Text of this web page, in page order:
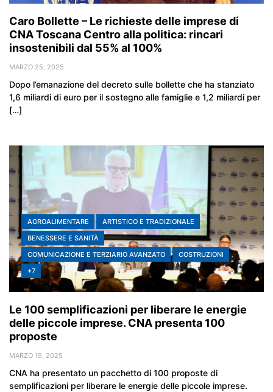
Caro Bollette – Le richieste delle imprese di
CNA Toscana Centro alla politica: rincari
insostenibili dal 55% al 100%
MARZO 25, 2025
Dopo l’emanazione del decreto sulle bollette che ha stanziato
1,6 miliardi di euro per il sostegno alle famiglie e 1,2 miliardi per
[…]
AGROALIMENTARE
ARTISTICO E TRADIZIONALE
BENESSERE E SANITÀ
COMUNICAZIONE E TERZIARIO AVANZATO
COSTRUZIONI
+7
Le 100 semplificazioni per liberare le energie
delle piccole imprese. CNA presenta 100
proposte
MARZO 19, 2025
CNA ha presentato un pacchetto di 100 proposte di
semplificazioni per liberare le energie delle piccole imprese.